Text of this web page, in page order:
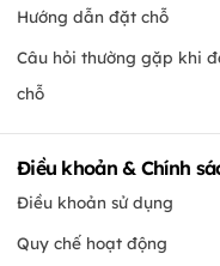
Hướng dẫn đặt chỗ
Câu hỏi thường gặp khi
chỗ
Điều khoản & Chính
Điều khoản sử dụng
Quy chế hoạt động